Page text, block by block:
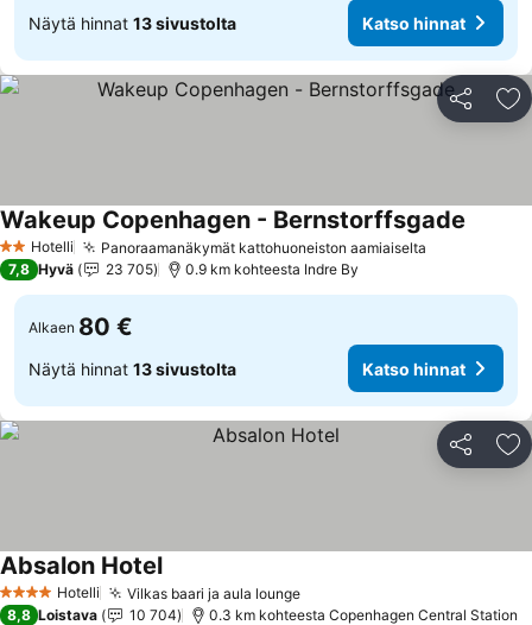
Näytä hinnat 13 sivustolta Katso hinnat
Jaa
2 Tähtiluokitus
Hotelli Panoraamanäkymät kattohuoneiston aamiaiselta
Wakeup Copenhagen - Bernstorffsgade
7,8 Hyvä 23 705 0.9 km kohteesta Indre By
Alkaen 80 €
Näytä hinnat 13 sivustolta Katso hinnat
Jaa
4 Tähtiluokitus
Hotelli Vilkas baari ja aula loungeKatso hinnat
Absalon HotelKatso hinnat
8,8 Loistava 10 704 0.3 km kohteesta Copenhagen Central Station